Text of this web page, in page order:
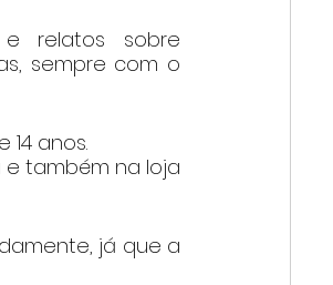
relatos sobre
sempre com o
anos.
e também na loja
já que a